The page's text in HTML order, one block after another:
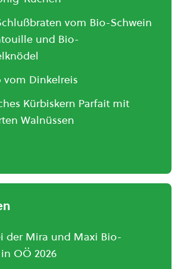
vom Bio-Schwein
und Bio-
vom Dinkelreis
Kürbiskern Parfait mit
Walnüssen
der Mira und Maxi Bio-
OÖ 2026